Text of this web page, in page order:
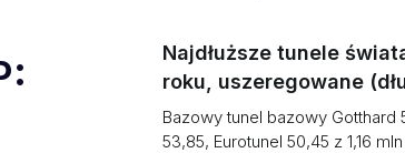
Najdłuższe tunele
roku, uszeregowane
co możesz przewieźć)
Bazowy tunel bazowy Gotthard
53,85, Eurotunel 50,45 z 1,16